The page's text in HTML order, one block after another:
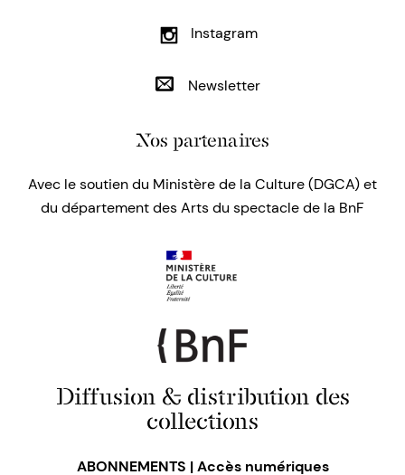
Instagram
Newsletter
Nos partenaires
Avec le soutien du Ministère de la Culture (DGCA) et
du département des Arts du spectacle de la BnF
Diffusion & distribution des
collections
ABONNEMENTS | Accès numériques